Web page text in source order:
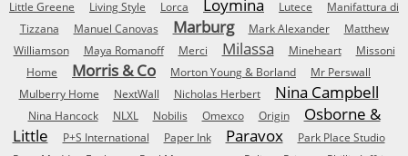
Little Greene
Living Style Lorca Loymina Lutece
Manifattura di
Tizzana
Manuel Canovas Marburg Mark Alexander
Matthew
Williamson
Maya Romanoff Merci Milassa Mineheart
Missoni
Home
Morris & Co Morton Young & Borland
Mr Perswall
Mulberry Home
NextWall Nicholas Herbert Nina Campbell
Nina Hancock NLXL Nobilis Omexco Origin
Osborne &
Little
P+S International Paper Ink Paravox
Park Place Studio